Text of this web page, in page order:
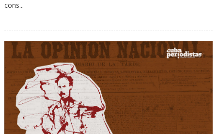
cons...